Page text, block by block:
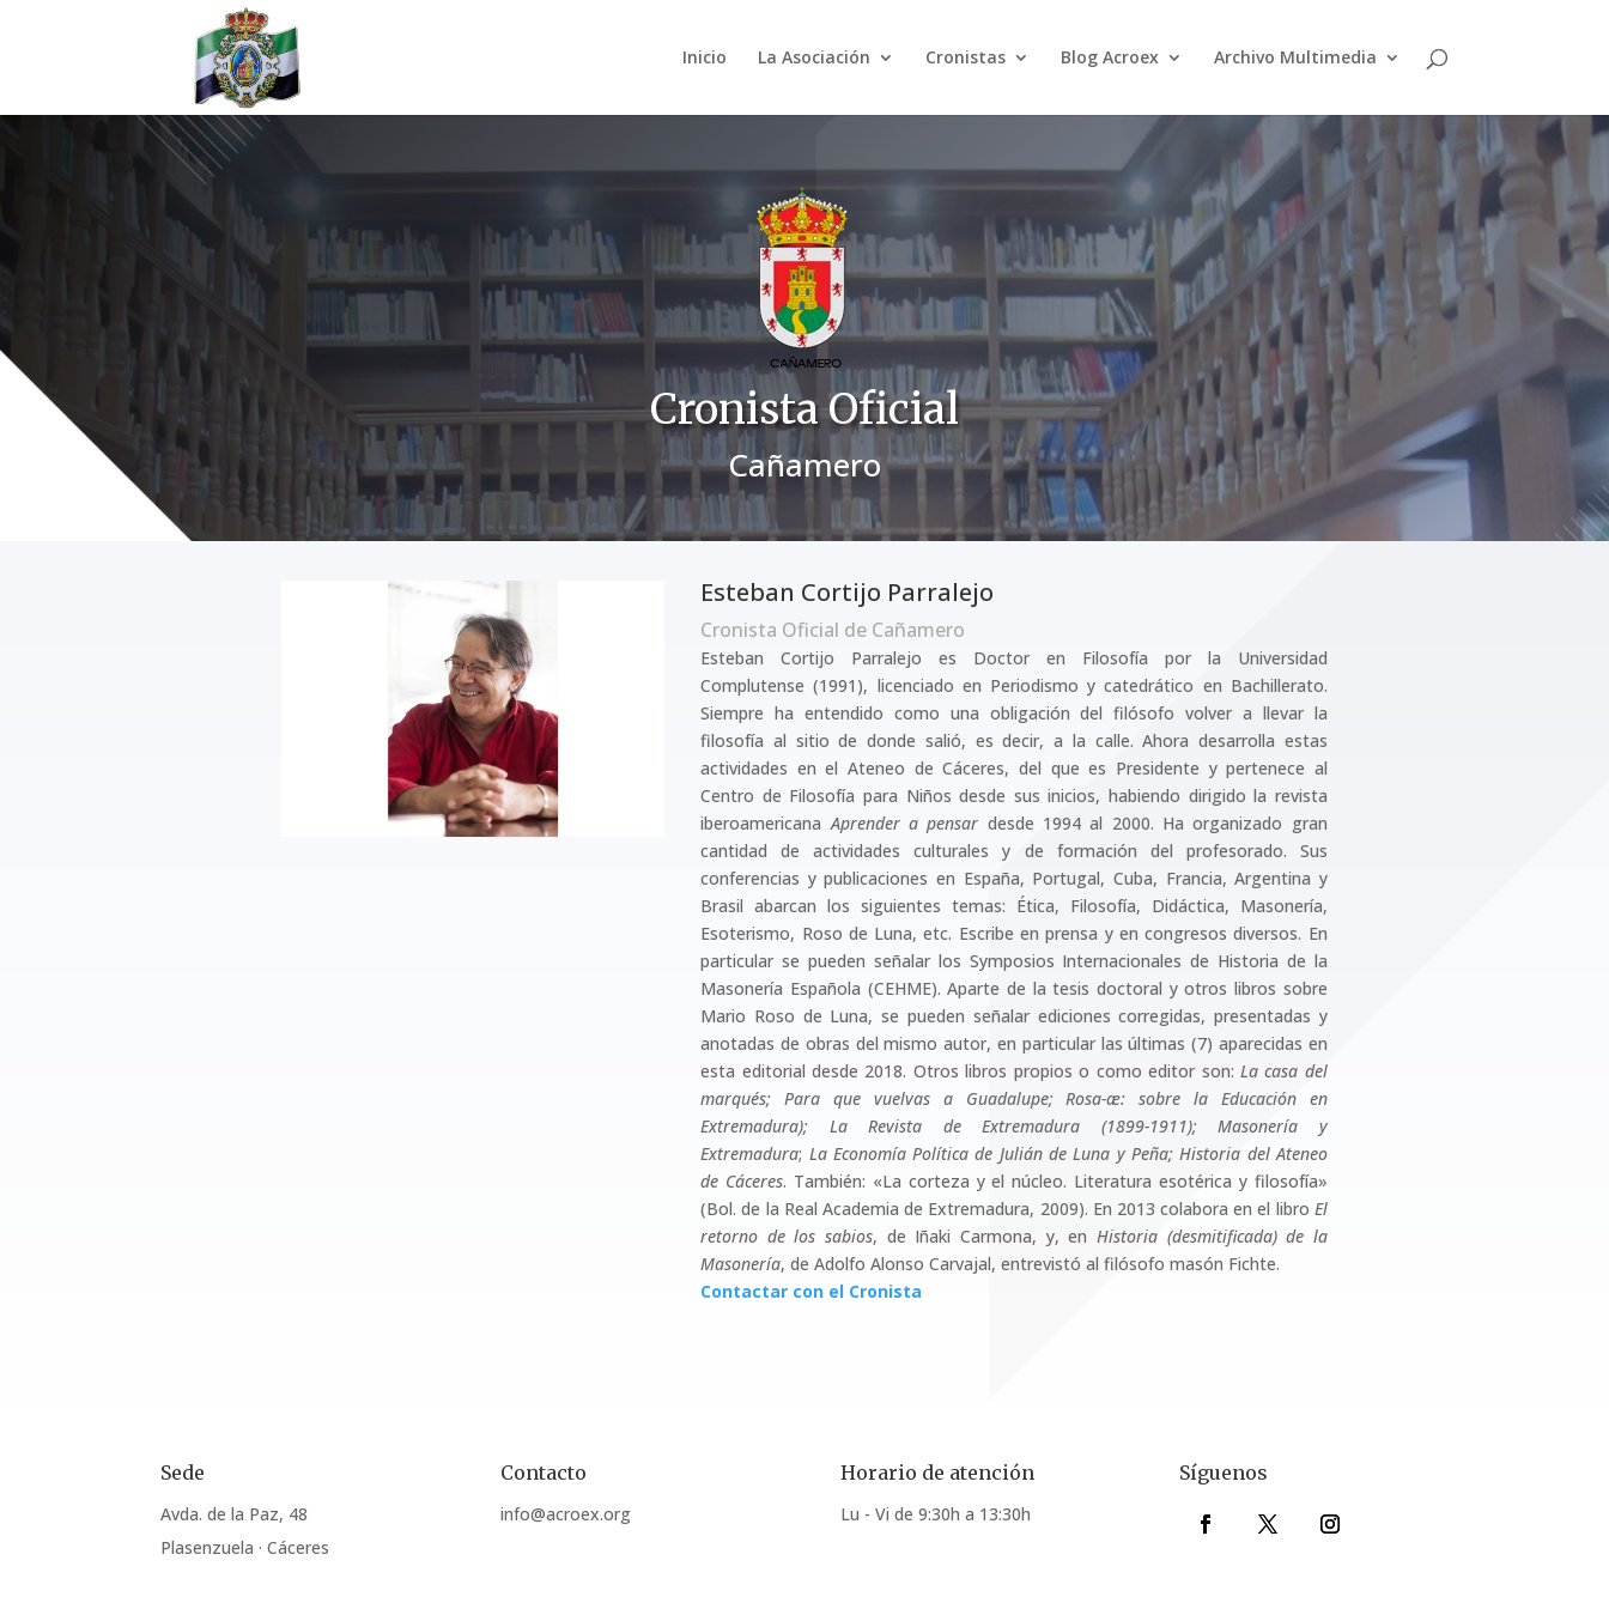
Inicio La Asociación Cronistas Blog Acroex Archivo Multimedia
Cronista Oficial
Cañamero
Esteban Cortijo Parralejo
Cronista Oficial de Cañamero
Esteban Cortijo Parralejo es Doctor en Filosofía por la Universidad
Complutense (1991), licenciado en Periodismo y catedrático en Bachillerato.
Siempre ha entendido como una obligación del filósofo volver a llevar la
filosofía al sitio de donde salió, es decir, a la calle. Ahora desarrolla estas
actividades en el Ateneo de Cáceres, del que es Presidente y pertenece al
Centro de Filosofía para Niños desde sus inicios, habiendo dirigido la revista
iberoamericanaAprender a pensar desde 1994 al 2000. Ha organizado gran
cantidad de actividades culturales y de formación del profesorado. Sus
conferencias y publicaciones en España, Portugal, Cuba, Francia, Argentina y
Brasil abarcan los siguientes temas: Ética, Filosofía, Didáctica, Masonería,
Esoterismo, Roso de Luna, etc. Escribe en prensa y en congresos diversos. En
particular se pueden señalar los Symposios Internacionales de Historia de la
Masonería Española (CEHME). Aparte de la tesis doctoral y otros libros sobre
Mario Roso de Luna, se pueden señalar ediciones corregidas, presentadas y
anotadas de obras del mismo autor, en particular las últimas (7) aparecidas en
esta editorial desde 2018. Otros libros propios o como editor son: La casa del
marqués; Para que vuelvas a Guadalupe; Rosa-æ: sobre la Educación en
Extremadura); La Revista de Extremadura (1899-1911); Masonería y
Extremadura; La Economía Política de Julián de Luna y Peña; Historia del Ateneo
de Cáceres. También: «La corteza y el núcleo. Literatura esotérica y filosofía»
(Bol. de la Real Academia de Extremadura, 2009). En 2013 colabora en el libro El
retorno de los sabios, de Iñaki Carmona, y, en Historia (desmitificada) de la
Masonería, de Adolfo Alonso Carvajal, entrevistó al filósofo masón Fichte.
Contactar con el Cronista
Sede
Avda. de la Paz, 48
Plasenzuela · Cáceres
Contacto
info@acroex.org
Horario de atención
Lu - Vi de 9:30h a 13:30h
Síguenos